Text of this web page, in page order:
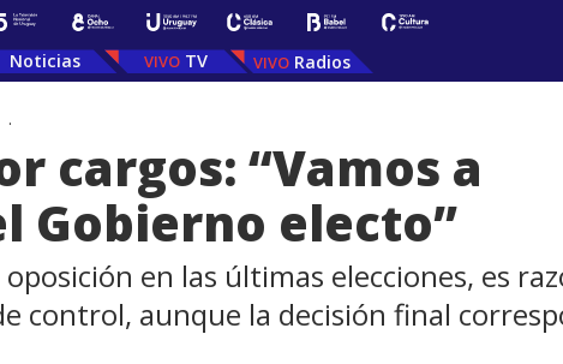
Noticias TV Radios
.
cargos: “Vamos a
Gobierno electo”
en las últimas elecciones, es
control, aunque la decisión final